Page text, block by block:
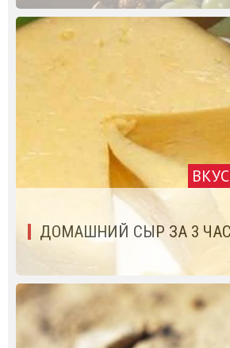
ДОМАШНИЙ СЫР ЗА 3